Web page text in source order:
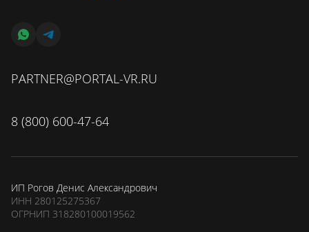
PARTNER@PORTAL-VR.RU
8 (800) 600-47-64
ИП Рогов Денис Александрович
ИНН 280125275367
ОГРНИП 318280100019562